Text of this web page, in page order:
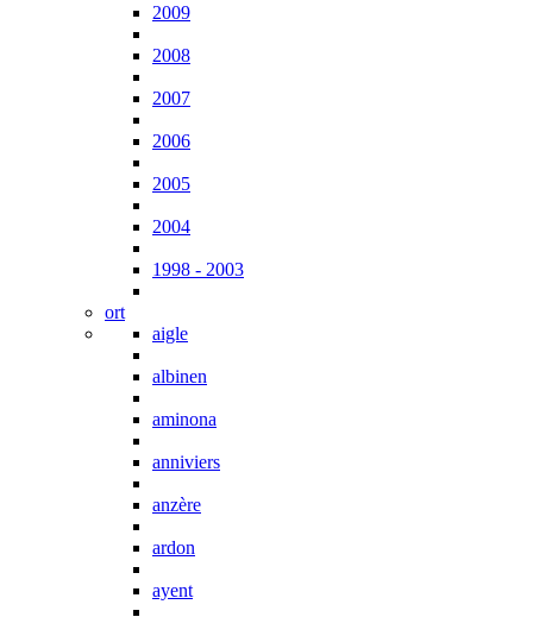
2009
2008
2007
2006
2005
2004
1998 - 2003
ort
aigle
albinen
aminona
anniviers
anzère
ardon
ayent